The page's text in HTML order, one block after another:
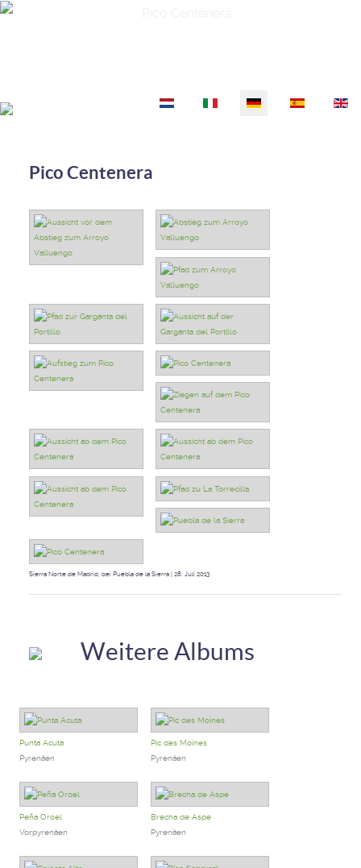
Sprache auswählen
Pico Centenera
Sierra Norte de Madrid, bei Puebla de la Sierra | 28. Juli 2013
Weitere Albums
Punta Acuta
Pyrenäen
Pic des Moines
Pyrenäen
Peña Oroel
Vorpyrenäen
Brecha de Aspe
Pyrenäen